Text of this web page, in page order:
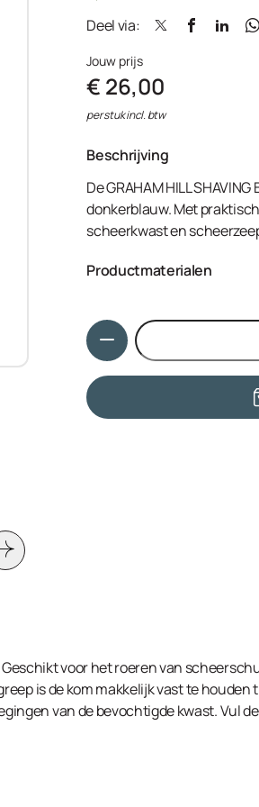
Deel via:
Jouw prijs
€ 26,00
per stuk incl. btw
Beschrijving
De GRAHAM HILL
donkerblauw. Met
scheerkwast en
Productmaterialen
Hoeveelheid
Geschikt voor het roeren van
is de kom makkelijk vast te houden
van de bevochtigde kwast. Vul